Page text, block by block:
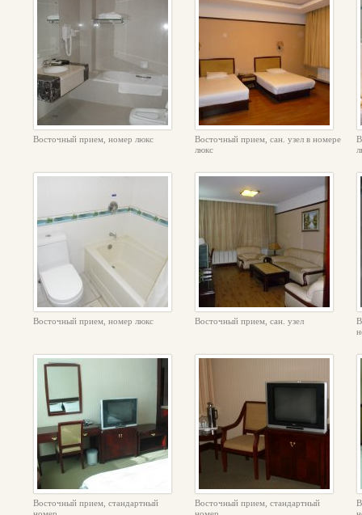
Восточный прием, номер люкс
Восточный прием, сан. узел в номере
люкс
Восточный прием, номер люкс Восточный прием, сан. узел
Восточный прием, стандартный
Восточный прием, стандартный